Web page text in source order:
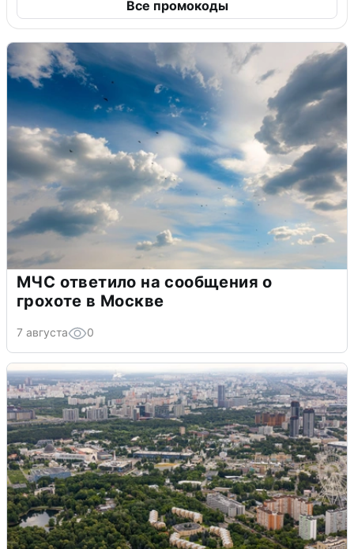
Все промокоды
МЧС ответило на сообщения о
грохоте в Москве
7 августа 0